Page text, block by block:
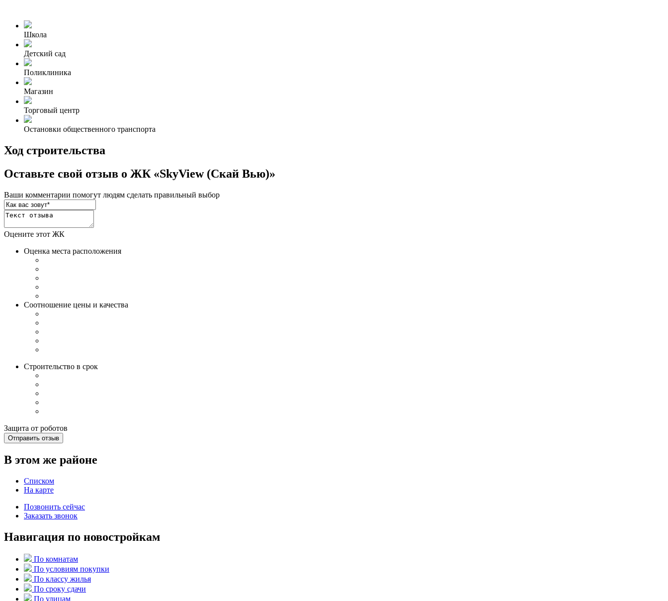
Школа
Детский сад
Поликлиника
Магазин
Торговый центр
Остановки общественного транспорта
Ход строительства
Оставьте свой отзыв о ЖК «SkyView (Скай Вью)»
Ваши комментарии помогут людям сделать правильный выбор
Оцените этот ЖК
Оценка места расположения
Соотношение цены и качества
Строительство в срок
Защита от роботов
Отправить отзыв
В этом же районе
Списком
На карте
Позвонить сейчас
Заказать звонок
Навигация по новостройкам
По комнатам
По условиям покупки
По классу жилья
По сроку сдачи
По улицам